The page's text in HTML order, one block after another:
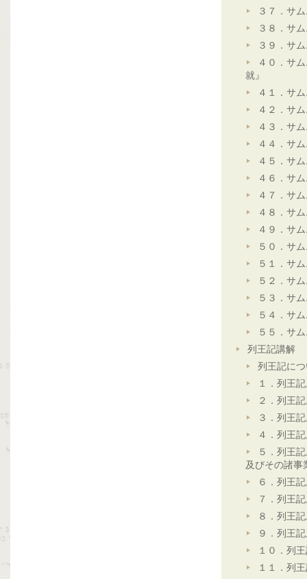
３７．サ
３８．サ
３９．サ
４０．サ
就』
４１．サ
４２．サ
４３．サ
４４．サ
４５．サ
４６．サ
４７．サ
４８．サ
４９．サ
５０．サ
５１．サ
５２．サ
５３．サ
５４．サ
５５．サ
列王記講解
列王記に
１．列王
２．列王
３．列王
４．列王
５．列王
及びその諸事
６．列王
７．列王
８．列王
９．列王
１０．列
１１．列